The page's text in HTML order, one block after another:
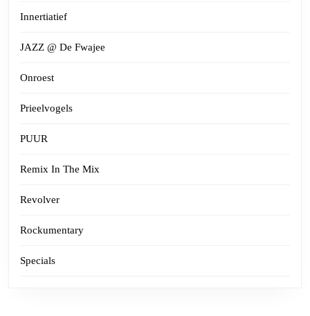
Innertiatief
JAZZ @ De Fwajee
Onroest
Prieelvogels
PUUR
Remix In The Mix
Revolver
Rockumentary
Specials